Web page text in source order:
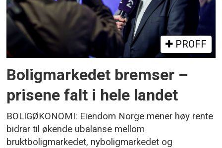
PROFF
Boligmarkedet bremser –
prisene falt i hele landet
BOLIGØKONOMI: Eiendom Norge mener høy rente
bidrar til økende ubalanse mellom
bruktboligmarkedet, nyboligmarkedet og